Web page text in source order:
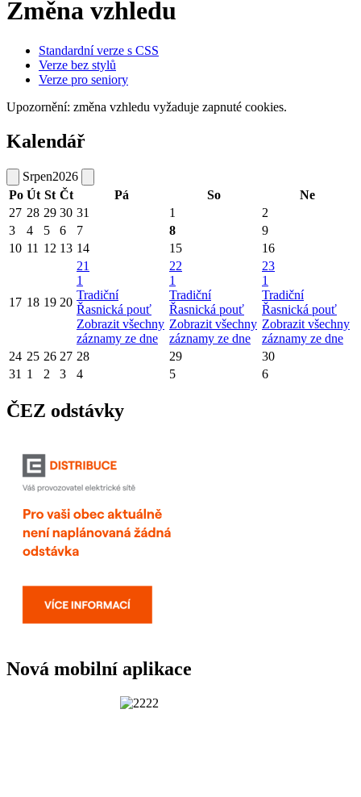
Změna vzhledu
Standardní verze s CSS
Verze bez stylů
Verze pro seniory
Upozornění: změna vzhledu vyžaduje zapnuté cookies.
Kalendář
Srpen2026
Po Út St Čt Pá So
Ne
27 28 29 30 31 1
2
3
4 5 6 7 8
9
10 11 12 13 14 15 16
17 18 19 20
21
1
Tradiční
Řasnická pouť
Zobrazit všechny
záznamy ze dne
22
1
Tradiční
Řasnická pouť
Zobrazit všechny
záznamy ze dne
23
1
Tradiční
Řasnická pouť
Zobrazit všechny
záznamy ze dne
24 25 26 27 28 29
30
31 1 2 3 4 5 6
ČEZ odstávky
Nová mobilní aplikace